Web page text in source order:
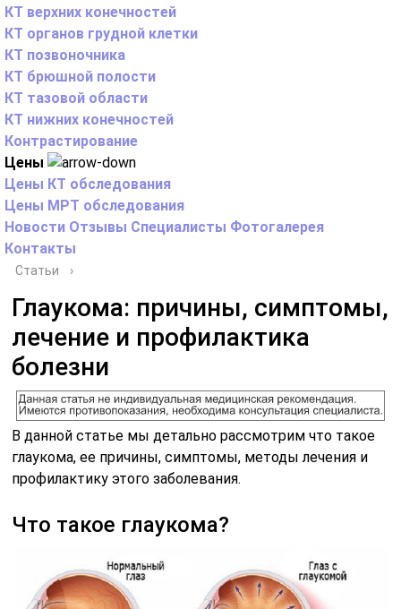
КТ верхних конечностей
КТ органов грудной клетки
КТ позвоночника
КТ брюшной полости
КТ тазовой области
КТ нижних конечностей
Контрастирование
Цены
Цены КТ обследования
Цены МРТ обследования
Новости Отзывы Специалисты Фотогалерея
Контакты
Статьи ›
Глаукома: причины, симптомы,
лечение и профилактика
болезни
В данной статье мы детально рассмотрим что такое
глаукома, ее причины, симптомы, методы лечения и
профилактику этого заболевания.
Что такое глаукома?